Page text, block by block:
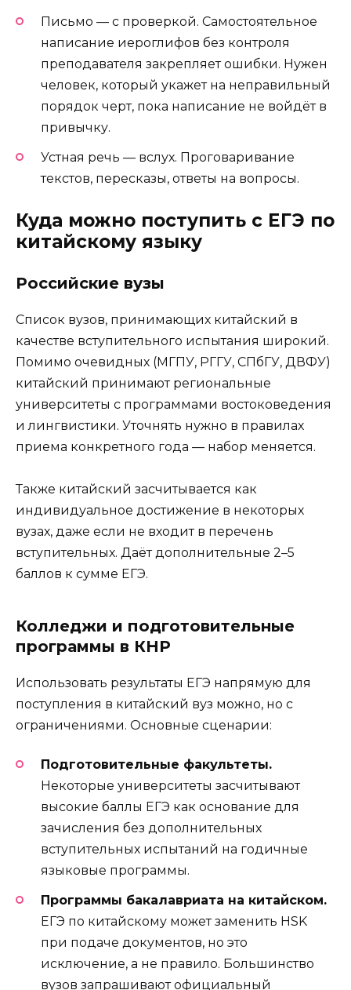
Письмо — с проверкой. Самостоятельное
написание иероглифов без контроля
преподавателя закрепляет ошибки. Нужен
человек, который укажет на неправильный
порядок черт, пока написание не войдёт в
привычку.
Устная речь — вслух. Проговаривание
текстов, пересказы, ответы на вопросы.
Куда можно поступить с ЕГЭ по
китайскому языку
Российские вузы
Список вузов, принимающих китайский в
качестве вступительного испытания широкий.
Помимо очевидных (МГПУ, РГГУ, СПбГУ, ДВФУ)
китайский принимают региональные
университеты с программами востоковедения
и лингвистики. Уточнять нужно в правилах
приема конкретного года — набор меняется.
Также китайский засчитывается как
индивидуальное достижение в некоторых
вузах, даже если не входит в перечень
вступительных. Даёт дополнительные 2–5
баллов к сумме ЕГЭ.
Колледжи и подготовительные
программы в КНР
Использовать результаты ЕГЭ напрямую для
поступления в китайский вуз можно, но с
ограничениями. Основные сценарии:
Подготовительные факультеты.
Некоторые университеты засчитывают
высокие баллы ЕГЭ как основание для
зачисления без дополнительных
вступительных испытаний на годичные
языковые программы.
Программы бакалавриата на китайском.
ЕГЭ по китайскому может заменить HSK
при подаче документов, но это
исключение, а не правило. Большинство
вузов запрашивают официальный